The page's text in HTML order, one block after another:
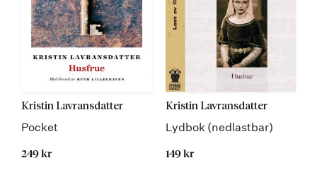
Kristin Lavransdatter
Pocket
249 kr
Kristin Lavransdatter
Lydbok (nedlastbar)
149 kr